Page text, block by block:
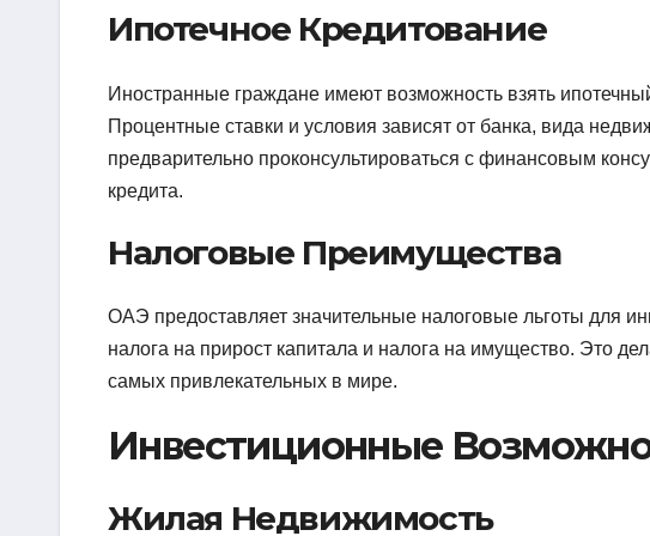
Ипотечное Кредитование
Иностранные граждане имеют возможность взять
Процентные ставки и условия зависят от банка, вида
предварительно проконсультироваться с финансовым
кредита.
Налоговые Преимущества
ОАЭ предоставляет значительные налоговые льготы для
налога на прирост капитала и налога на имущество. Это
самых привлекательных в мире.
Инвестиционные
Жилая Недвижимость